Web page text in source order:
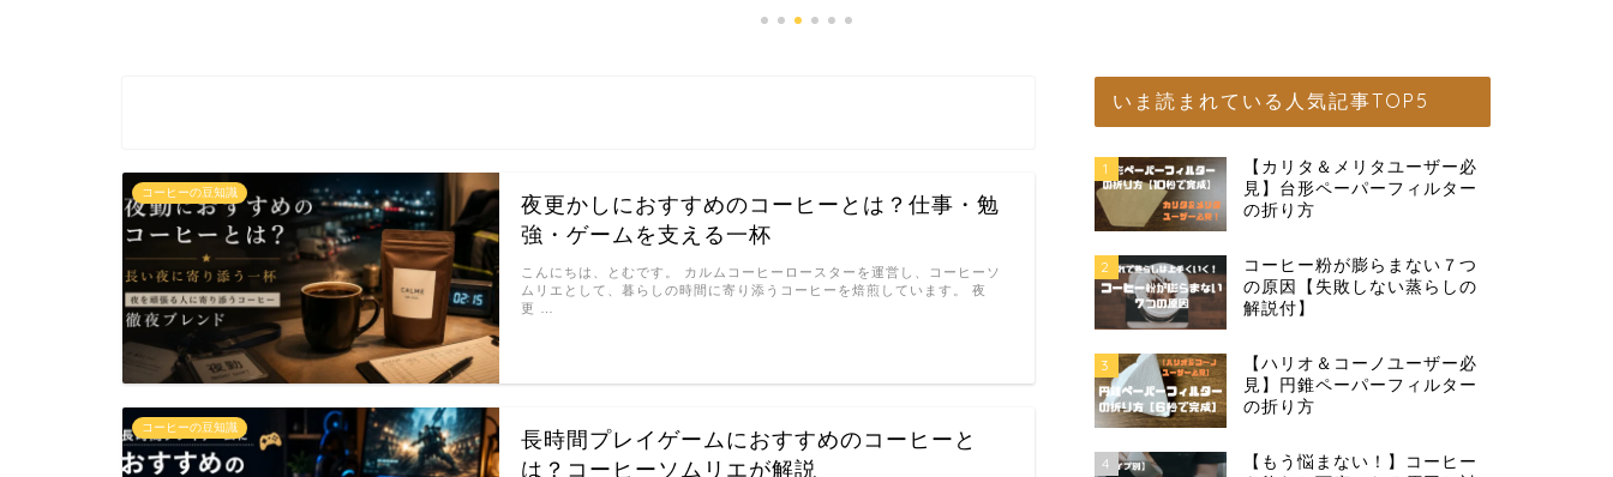
コーヒーの豆知識
夜更かしにおすすめのコーヒーとは？仕事・勉
強・ゲームを支える一杯
こんにちは、とむです。 カルムコーヒーロースターを運営し、コーヒーソ
ムリエとして、暮らしの時間に寄り添うコーヒーを焙煎しています。 夜
更 …
コーヒーの豆知識
長時間プレイゲームにおすすめのコーヒーと
は？コーヒーソムリエが解説
いま読まれている人気記事TOP5
1
【カリタ＆メリタユーザー必
見】台形ペーパーフィルター
の折り方
2
コーヒー粉が膨らまない７つ
の原因【失敗しない蒸らしの
解説付】
3
【ハリオ＆コーノユーザー必
見】円錐ペーパーフィルター
の折り方
4
【もう悩まない！】コーヒー